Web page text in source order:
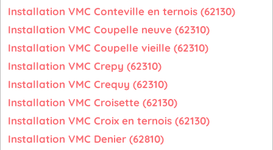
Installation VMC Conteville en ternois (62130)
Installation VMC Coupelle neuve (62310)
Installation VMC Coupelle vieille (62310)
Installation VMC Crepy (62310)
Installation VMC Crequy (62310)
Installation VMC Croisette (62130)
Installation VMC Croix en ternois (62130)
Installation VMC Denier (62810)